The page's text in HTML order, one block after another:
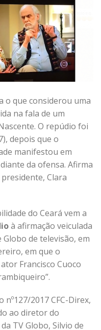
o que considerou uma
na fala de um
O repúdio foi
depois que o
manifestou em
da ofensa. Afirma
presidente, Clara
do Ceará vem a
à afirmação veiculada
Globo de televisão, em
em que o
Francisco Cuoco
2017 CFC-Direx,
ao diretor do
TV Globo, Silvio de